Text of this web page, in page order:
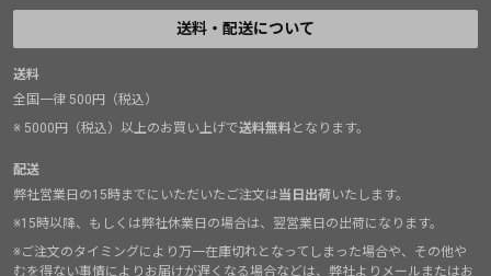
送料・配送について
送料
全国一律 500円（税込）
※ 5000円（税込）以上のお買い上げで送料無料となります。
配送
弊社営業日の15時までにいただいたご注文は当日出荷いたします。
※15時以降、もしくは弊社休業日の場合は、翌営業日の出荷になります。
※ご注文のタイミングにより万一在庫切れとなってしまった場合や、その他や
むを得ない事情によりお届けが遅くなる場合などは、弊社よりメールまたはお